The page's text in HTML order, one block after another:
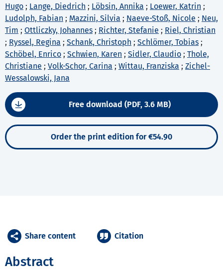
Hugo ; Lange, Diedrich ; Löbsin, Annika ; Loewer, Katrin ;
Ludolph, Fabian ; Mazzini, Silvia ; Naeve-Stoß, Nicole ; Neu,
Tim ; Ottliczky, Johannes ; Richter, Stefanie ; Riel, Christian
; Ryssel, Regina ; Schank, Christoph ; Schlömer, Tobias ;
Schöbel, Enrico ; Schwien, Karen ; Sidler, Claudio ; Thole,
Christiane ; Volk-Schor, Carina ; Wittau, Franziska ; Zichel-
Wessalowski, Jana
Free download (PDF, 3.6 MB)
Order the print edition for €54.90
Abstract
Share content Citation